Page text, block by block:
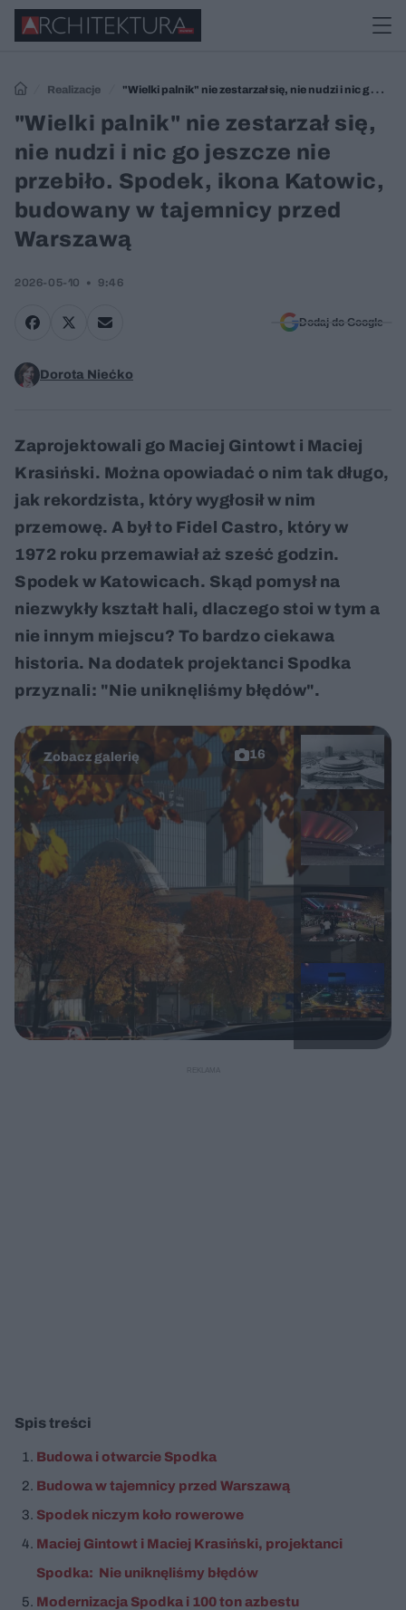
Realizacje
"Wielki palnik" nie zestarzał się, nie nudzi i nic go
jeszcze nie przebiło. Spodek, ikona Katowic, budowany w tajemnicy
"Wielki palnik" nie zestarzał się,
nie nudzi i nic go jeszcze nie
przebiło. Spodek, ikona Katowic,
budowany w tajemnicy przed
Warszawą
2026-05-10 9:46
Dodaj do Google
Dorota Niećko
Zaprojektowali go Maciej Gintowt i Maciej
Krasiński. Można opowiadać o nim tak długo,
jak rekordzista, który wygłosił w nim
przemowę. A był to Fidel Castro, który w
1972 roku przemawiał aż sześć godzin.
Spodek w Katowicach. Skąd pomysł na
niezwykły kształt hali, dlaczego stoi w tym a
nie innym miejscu? To bardzo ciekawa
historia. Na dodatek projektanci Spodka
przyznali: "Nie uniknęliśmy błędów".
16
Spis treści
Budowa i otwarcie Spodka
Budowa w tajemnicy przed Warszawą
Spodek niczym koło rowerowe
Maciej Gintowt i Maciej Krasiński, projektanci
Spodka: Nie uniknęliśmy błędów
Modernizacja Spodka i 100 ton azbestu